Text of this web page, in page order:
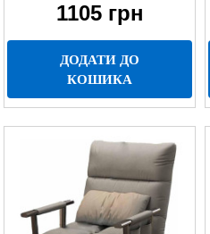
1105грн
ДОДАТИ ДО
КОШИКА